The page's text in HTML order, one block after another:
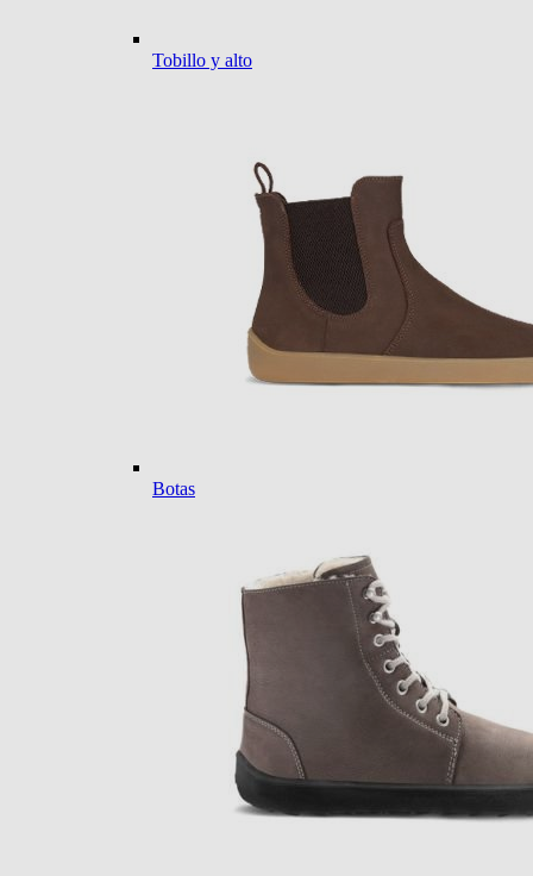
Tobillo y alto
Botas